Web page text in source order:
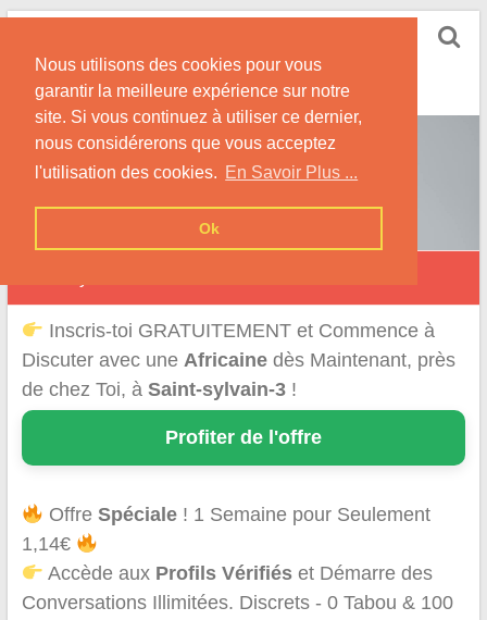
Nous utilisons des cookies pour vous
garantir la meilleure expérience sur notre
site. Si vous continuez à utiliser ce dernier,
nous considérerons que vous acceptez
l'utilisation des cookies. En Savoir Plus ...
Ok
Skip
content
Conseils et Infos pour la Rencontre d'une Belle
Africaine !
Inscris-toi GRATUITEMENT et Commence à
Discuter avec une Africainedès Maintenant, près
de chez Toi, à Saint-sylvain-3!
Profiter de l'offre
OffreSpéciale ! 1 Semaine pour Seulement
1,14€
Accède aux Profils Vérifiés et Démarre des
Conversations Illimitées. Discrets - 0 Tabou & 100